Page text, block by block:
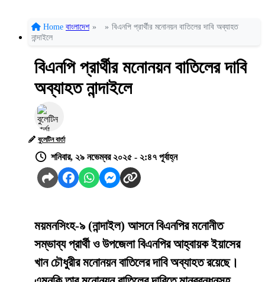
Home বাংলাদেশ » » বিএনপি প্রার্থীর মনোনয়ন বাতিলের দাবি অব্যাহত
নান্দাইলে
বিএনপি প্রার্থীর মনোনয়ন বাতিলের দাবি
অব্যাহত নান্দাইলে
বুলেটিন বার্তা
শনিবার, ২৯ নভেম্বর ২০২৫ - ২:৪৭ পূর্বাহ্ন
ময়মনসিংহ-৯ (নান্দাইল) আসনে বিএনপির মনোনীত
সম্ভাব্য প্রার্থী ও উপজেলা বিএনপির আহ্বায়ক ইয়াসের
খান চৌধুরীর মনোনয়ন বাতিলের দাবি অব্যাহত রয়েছে।